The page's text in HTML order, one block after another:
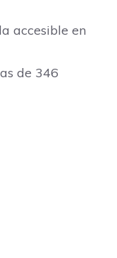
accesible en
de 346